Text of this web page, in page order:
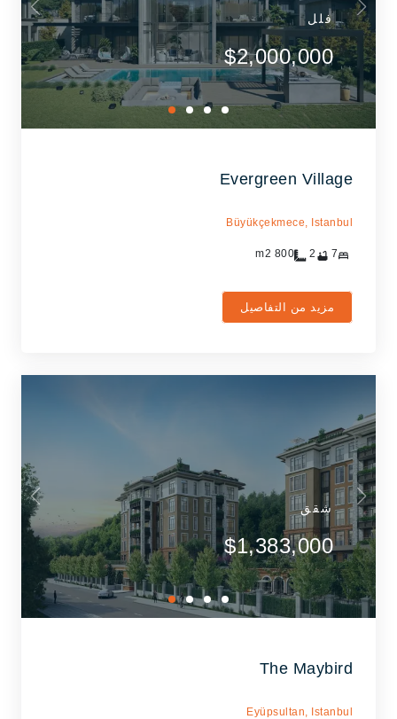
فلل
$2,000,000
Evergreen Village
Büyükçekmece, Istanbul
7
2
800
مزيد من التفاصيل
شقق
$1,383,000
The Maybird
Eyüpsultan, Istanbul